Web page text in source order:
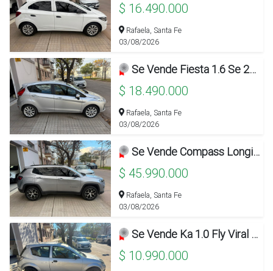
$ 16.490.000
Rafaela, Santa Fe
03/08/2026
Se Vende Fiesta 1.6 Se 2018 Con 80.000km!!!
$ 18.490.000
Rafaela, Santa Fe
03/08/2026
Se Vende Compass Longitude Plus 1.3t Aut. 4x2 L/n 2024!!!
$ 45.990.000
Rafaela, Santa Fe
03/08/2026
Se Vende Ka 1.0 Fly Viral 2012!!!
$ 10.990.000